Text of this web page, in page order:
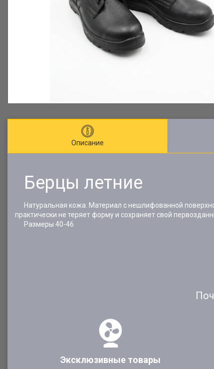
Описание
Берцы летние
Натуральная кожа. Материал с нешлифованной
практически не теряет форму и сохраняет свой
​​​​​​​ Размеры 40-46
Эксклюзивные товары